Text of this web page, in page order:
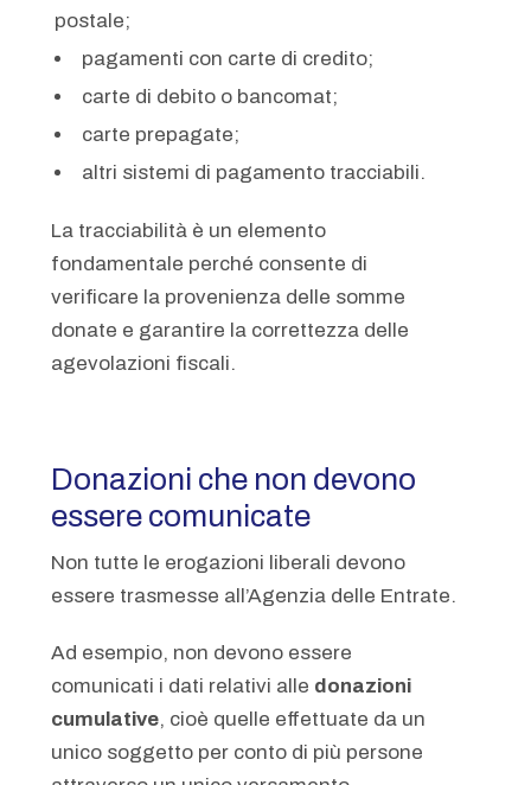
postale;
pagamenti con carte di credito;
carte di debito o bancomat;
carte prepagate;
altri sistemi di pagamento tracciabili.
La tracciabilità è un elemento
fondamentale perché consente di
verificare la provenienza delle somme
donate e garantire la correttezza delle
agevolazioni fiscali.
Donazioni che non devono
essere comunicate
Non tutte le erogazioni liberali devono
essere trasmesse all’Agenzia delle Entrate.
Ad esempio, non devono essere
comunicati i dati relativi alle donazioni
cumulative, cioè quelle effettuate da un
unico soggetto per conto di più persone